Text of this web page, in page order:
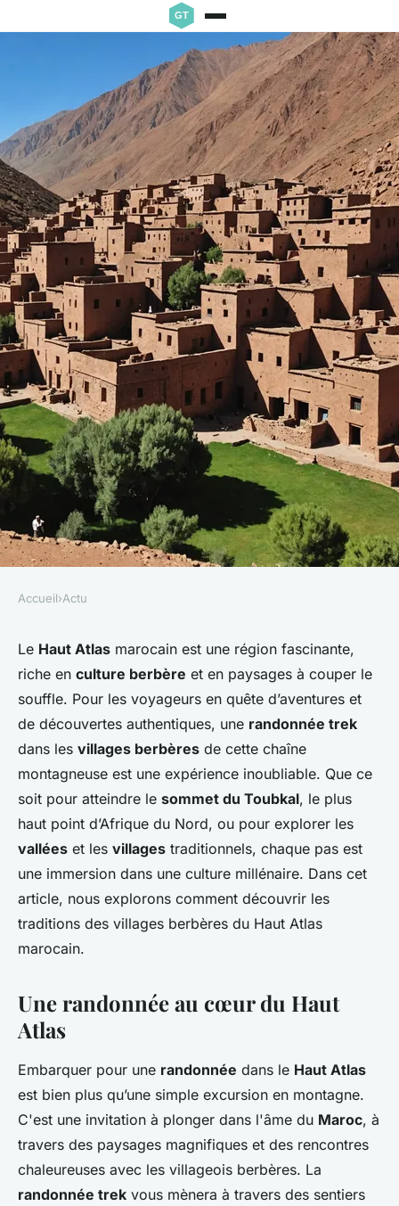
Comment découvrir les
traditions des villages
berbères du Haut Atlas,
Maroc?
Noham•10 juillet 2024•6 min de lecture
Accueil›Actu
Le Haut Atlas marocain est une région fascinante,
riche en culture berbère et en paysages à couper le
souffle. Pour les voyageurs en quête d’aventures et
de découvertes authentiques, une randonnée trek
dans les villages berbères de cette chaîne
montagneuse est une expérience inoubliable. Que ce
soit pour atteindre le sommet du Toubkal, le plus
haut point d’Afrique du Nord, ou pour explorer les
vallées et les villages traditionnels, chaque pas est
une immersion dans une culture millénaire. Dans cet
article, nous explorons comment découvrir les
traditions des villages berbères du Haut Atlas
marocain.
Une randonnée au cœur du Haut
Atlas
Embarquer pour une randonnée dans le Haut Atlas
est bien plus qu’une simple excursion en montagne.
C'est une invitation à plonger dans l'âme du Maroc, à
travers des paysages magnifiques et des rencontres
chaleureuses avec les villageois berbères. La
randonnée trek vous mènera à travers des sentiers